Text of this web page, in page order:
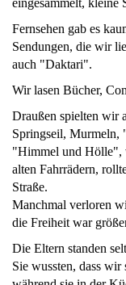
eingesammelt, kleine
Fernsehen gab es
Sendungen, die wir
auch "Daktari".
Wir lasen Bücher,
Draußen spielten wir
Springseil, Murmeln,
"Himmel und Hölle",
alten Fahrrädern,
Straße.
Manchmal verloren
die Freiheit war
Die Eltern standen
Sie wussten, dass